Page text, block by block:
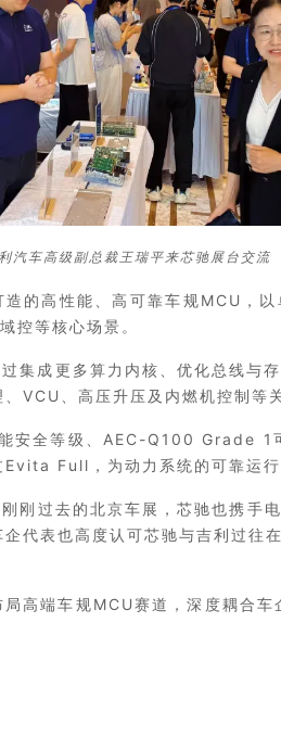
汽车高级副总裁王瑞平来芯驰展台交流
的高性能、高可靠车规MCU，
控等核心场景。
集成更多算力内核、优化总线与
VCU、高压升压及内燃机控制等
安全等级、AEC-Q100 Grade 1
Full，为动力系统的可靠运行
刚过去的北京车展，芯驰也携手
代表也高度认可芯驰与吉利过往
高端车规MCU赛道，深度耦合